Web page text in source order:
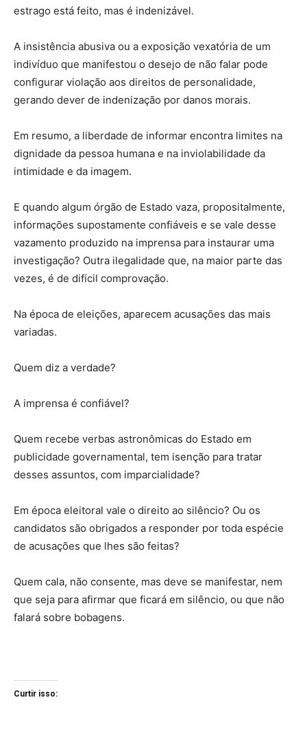
estrago está feito, mas é indenizável.
A insistência abusiva ou a exposição vexatória de um
indivíduo que manifestou o desejo de não falar pode
configurar violação aos direitos de personalidade,
gerando dever de indenização por danos morais.
Em resumo, a liberdade de informar encontra limites na
dignidade da pessoa humana e na inviolabilidade da
intimidade e da imagem.
E quando algum órgão de Estado vaza, propositalmente,
informações supostamente confiáveis e se vale desse
vazamento produzido na imprensa para instaurar uma
investigação? Outra ilegalidade que, na maior parte das
vezes, é de difícil comprovação.
Na época de eleições, aparecem acusações das mais
variadas.
Quem diz a verdade?
A imprensa é confiável?
Quem recebe verbas astronômicas do Estado em
publicidade governamental, tem isenção para tratar
desses assuntos, com imparcialidade?
Em época eleitoral vale o direito ao silêncio? Ou os
candidatos são obrigados a responder por toda espécie
de acusações que lhes são feitas?
Quem cala, não consente, mas deve se manifestar, nem
que seja para afirmar que ficará em silêncio, ou que não
falará sobre bobagens.
Curtir isso: